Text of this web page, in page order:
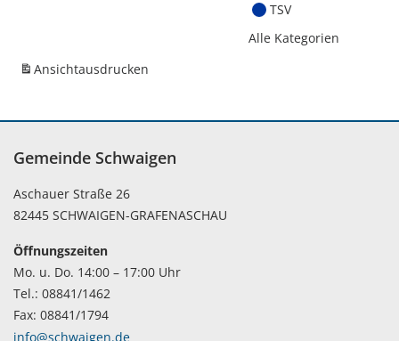
TSV
Alle Kategorien
Ansichtausdrucken
Gemeinde Schwaigen
Aschauer Straße 26
82445 SCHWAIGEN-GRAFENASCHAU
Öffnungszeiten
Mo. u. Do. 14:00 – 17:00 Uhr
Tel.: 08841/1462
Fax: 08841/1794
info@schwaigen.de